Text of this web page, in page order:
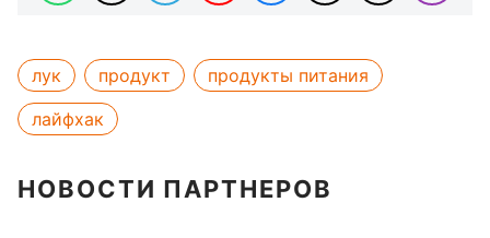
лук продукт
продукты питания
лайфхак
НОВОСТИ ПАРТНЕРОВ